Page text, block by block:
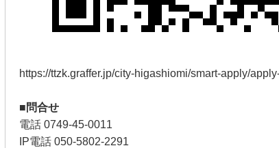
https://ttzk.graffer.jp/city-higashiomi/smart-apply/
■問合せ
電話 0749-45-0011
IP電話 050-5802-2291